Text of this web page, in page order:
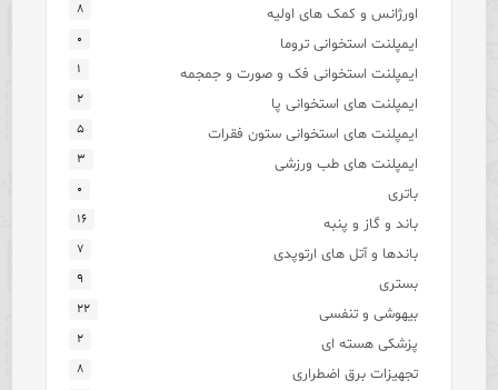
اورژانس و کمک های اولیه ۸
ایمپلنت استخوانی تروما ۰
ایمپلنت استخوانی فک و صورت و جمجمه ۱
ایمپلنت های استخوانی پا ۲
ایمپلنت های استخوانی ستون فقرات ۵
ایمپلنت های طب ورزشی ۳
باتری ۰
باند و گاز و پنبه ۱۶
باندها و آتل های ارتوپدی ۷
بستری ۹
بیهوشی و تنفسی ۲۲
پزشکی هسته ای ۲
تجهیزات برق اضطراری ۸